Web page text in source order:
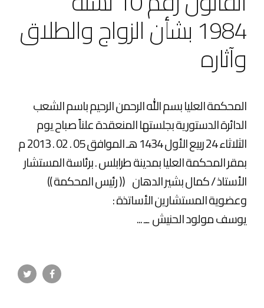
1984 بشأن الزواج والطلاق
وآثاره
المحكمة العليا بسم الله الرحمن الرحيم باسم الشعب
الدائرة الدستورية بجلستها المنعقدة علناً صباح يوم
الثلاثاء 24 ربيع الأول 1434 هـ الموافق 05 . 02 . 2013 م
بمقر المحكمة العليا بمدينة طرابلس . برئاسة المستشار
الأستاذ / كمال بشير الدهان (( رئيس المحكمة ))
وعضوية المستشارين الأساتذة :
يوسف مولود الحنيش ــ ...